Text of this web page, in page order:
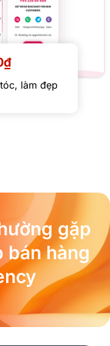
làm đẹp
₫
gặp
hàng